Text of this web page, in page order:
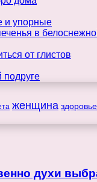
женщина здоровье
духи